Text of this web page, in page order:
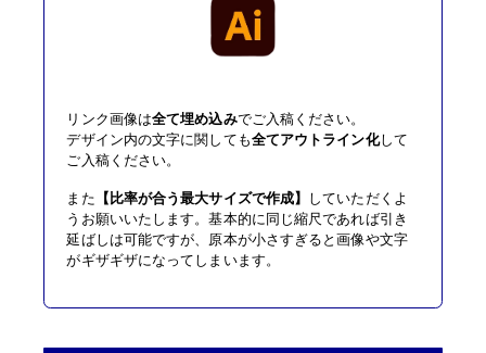
リンク画像は全て埋め込みでご入稿ください。
デザイン内の文字に関しても全てアウトライン化して
ご入稿ください。
また 【比率が合う最大サイズで作成】
していただくよ
うお願いいたします。基本的に同じ縮尺であれば引き
延ばしは可能ですが、原本が小さすぎると画像や文字
がギザギザになってしまいます。